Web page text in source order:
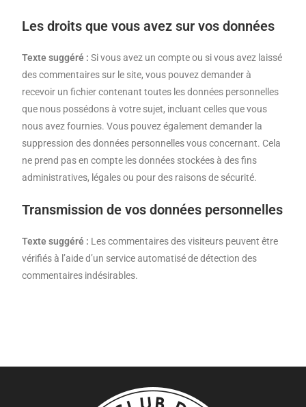
Les droits que vous avez sur vos données
Texte suggéré :Si vous avez un compte ou si vous avez laissé
des commentaires sur le site, vous pouvez demander à
recevoir un fichier contenant toutes les données personnelles
que nous possédons à votre sujet, incluant celles que vous
nous avez fournies. Vous pouvez également demander la
suppression des données personnelles vous concernant. Cela
ne prend pas en compte les données stockées à des fins
administratives, légales ou pour des raisons de sécurité.
Transmission de vos données personnelles
Texte suggéré : Les commentaires des visiteurs peuvent être
vérifiés à l’aide d’un service automatisé de détection des
commentaires indésirables.